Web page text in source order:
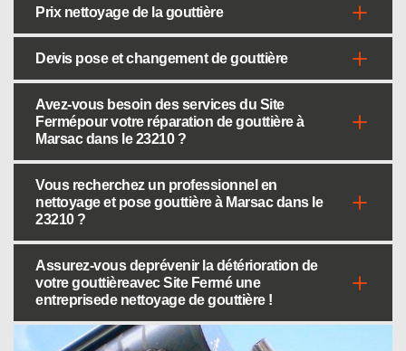
Prix nettoyage de la gouttière
Devis pose et changement de gouttière
Avez-vous besoin des services du Site
Fermépour votre réparation de gouttière à
Marsac dans le 23210 ?
Vous recherchez un professionnel en
nettoyage et pose gouttière à Marsac dans le
23210 ?
Assurez-vous deprévenir la détérioration de
votre gouttièreavec Site Fermé une
entreprisede nettoyage de gouttière !